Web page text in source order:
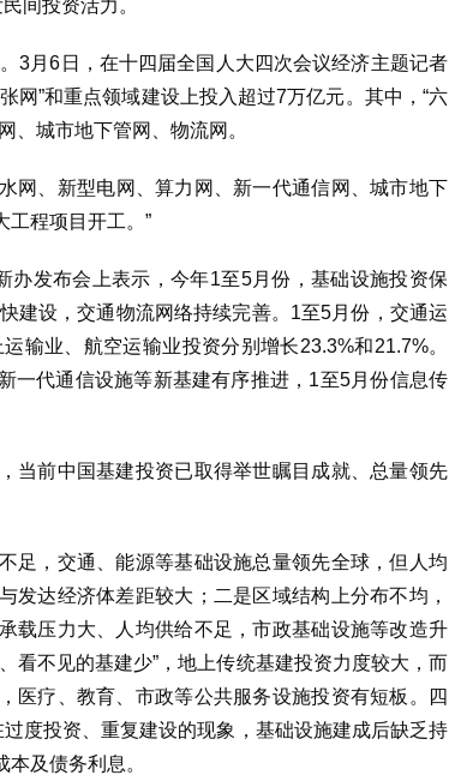
间投资活力。
3月6日，在十四届全国人大四次会议经济主题记者
网”和重点领域建设上投入超过7万亿元。其中，“六
、城市地下管网、物流网。
网、新型电网、算力网、新一代通信网、城市地下
工程项目开工。”
办发布会上表示，今年1至5月份，基础设施投资保
建设，交通物流网络持续完善。1至5月份，交通运
输业、航空运输业投资分别增长23.3%和21.7%。
一代通信设施等新基建有序推进，1至5月份信息传
当前中国基建投资已取得举世瞩目成就、总量领先
足，交通、能源等基础设施总量领先全球，但人均
发达经济体差距较大；二是区域结构上分布不均，
载压力大、人均供给不足，市政基础设施等改造升
看不见的基建少”，地上传统基建投资力度较大，而
医疗、教育、市政等公共服务设施投资有短板。四
度投资、重复建设的现象，基础设施建成后缺乏持
及债务利息。